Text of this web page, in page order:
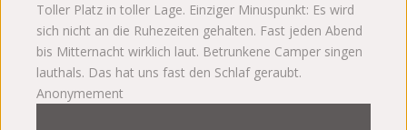
Toller Platz in toller Lage. Einziger Minuspunkt: Es wird
sich nicht an die Ruhezeiten gehalten. Fast jeden Abend
bis Mitternacht wirklich laut. Betrunkene Camper singen
lauthals. Das hat uns fast den Schlaf geraubt.
Anonymement